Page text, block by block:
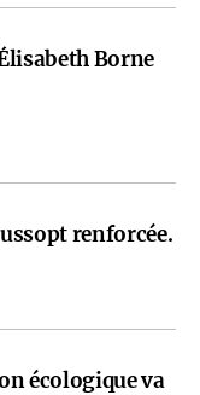
Borne
renforcée.
écologique va